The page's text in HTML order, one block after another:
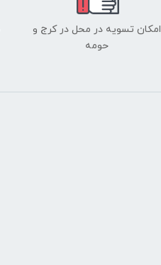
امکان تسویه در محل در کرج و
حومه